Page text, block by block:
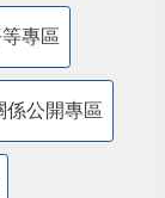
專區
係公開專區